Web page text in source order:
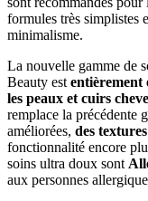
formules très simplistes
minimalisme.
La nouvelle gamme de
Beauty est entièrement
les peaux et cuirs
remplace la précédente
améliorées, des
fonctionnalité encore
soins ultra doux sont
aux personnes